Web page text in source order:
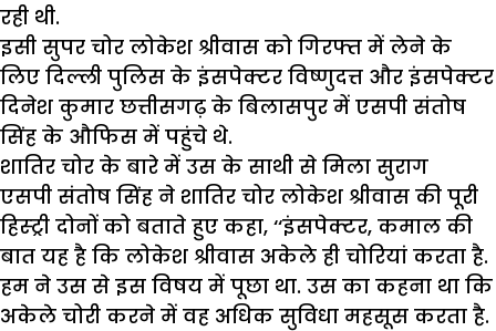
रही थी.
इसी सुपर चोर लोकेश श्रीवास को गिरफ्त में लेने के
लिए दिल्ली पुलिस के इंसपेक्टर विष्णुदत्त और इंसपेक्टर
दिनेश कुमार छत्तीसगढ़ के बिलासपुर में एसपी संतोष
सिंह के औफिस में पहुंचे थे.
शातिर चोर के बारे में उस के साथी से मिला सुराग
एसपी संतोष सिंह ने शातिर चोर लोकेश श्रीवास की पूरी
हिस्ट्री दोनों को बताते हुए कहा, ‘‘इंसपेक्टर, कमाल की
बात यह है कि लोकेश श्रीवास अकेले ही चोरियां करता है.
हम ने उस से इस विषय में पूछा था. उस का कहना था कि
अकेले चोरी करने में वह अधिक सुविधा महसूस करता है.